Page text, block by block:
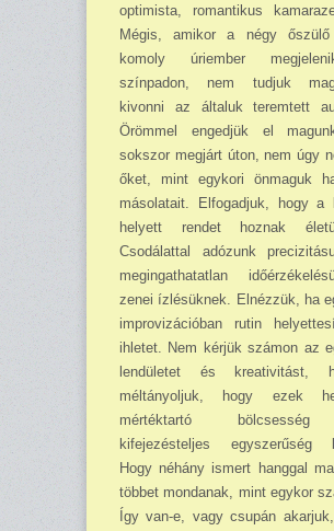
optimista, romantikus
Mégis, amikor a négy őszülő
komoly úriember
színpadon, nem tudjuk
kivonni az általuk teremtett
Örömmel engedjük el
sokszor megjárt úton, nem úgy
őket, mint egykori önmaguk
másolatait. Elfogadjuk, hogy a
helyett rendet hoznak
Csodálattal adózunk
megingathatatlan
zenei ízlésüknek. Elnézzük, ha
improvizációban rutin
ihletet. Nem kérjük számon az
lendületet és kreativitást,
méltányoljuk, hogy ezek
mértéktartó
kifejezésteljes egyszerűség
Hogy néhány ismert hanggal
többet mondanak, mint egykor
Így van-e, vagy csupán